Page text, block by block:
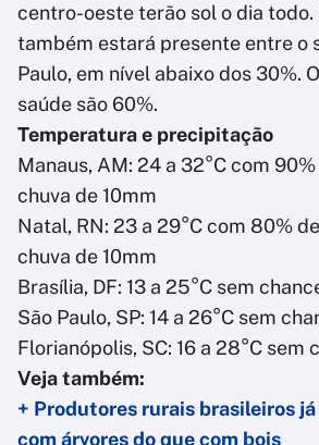
centro-oeste terão sol o dia todo.
também estará presente entre o
Paulo, em nível abaixo dos 30%.
saúde são 60%.
Temperatura e precipitação
Manaus, AM: 24 a 32°C com
chuva de 10mm
Natal, RN: 23 a 29°C com 80%
chuva de 10mm
Brasília, DF: 13 a 25°C sem
São Paulo, SP: 14 a 26°C sem
Florianópolis, SC: 16 a 28°C sem
Veja também:
+ Produtores rurais brasileiros
com árvores do que com bois